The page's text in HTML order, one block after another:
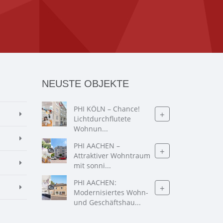
NEUSTE OBJEKTE
PHI KÖLN – Chance!
Lichtdurchflutete
Wohnun...
+
PHI AACHEN –
Attraktiver Wohntraum
mit sonni...
+
PHI AACHEN:
Modernisiertes Wohn-
und Geschäftshau...
+